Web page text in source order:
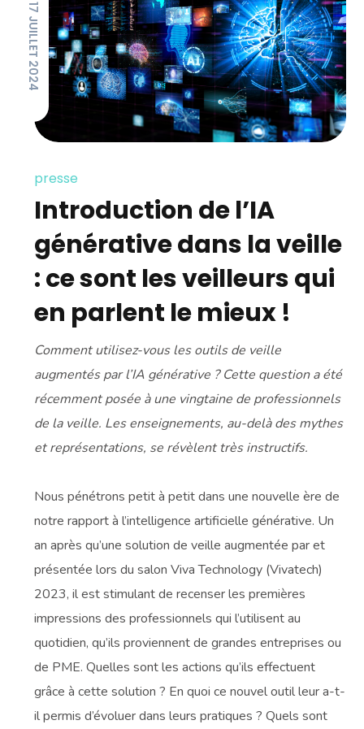
17 JUILLET 2024
presse
Introduction de l’IA
générative dans la veille
: ce sont les veilleurs qui
en parlent le mieux !
Comment utilisez-vous les outils de veille
augmentés par l’IA générative ? Cette question a été
récemment posée à une vingtaine de professionnels
de la veille. Les enseignements, au-delà des mythes
et représentations, se révèlent très instructifs.
Nous pénétrons petit à petit dans une nouvelle ère de
notre rapport à l’intelligence artificielle générative. Un
an après qu’une solution de veille augmentée par et
présentée lors du salon Viva Technology (Vivatech)
2023, il est stimulant de recenser les premières
impressions des professionnels qui l’utilisent au
quotidien, qu’ils proviennent de grandes entreprises ou
de PME. Quelles sont les actions qu’ils effectuent
grâce à cette solution ? En quoi ce nouvel outil leur a-t-
il permis d’évoluer dans leurs pratiques ? Quels sont